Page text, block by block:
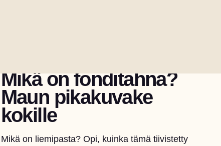
Mikä on fonditahna?
Maun pikakuvake
kokille
Mikä on liemipasta? Opi, kuinka tämä tiivistetty